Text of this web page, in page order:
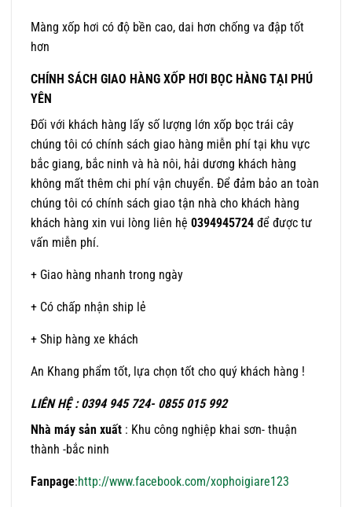
Màng xốp hơi có độ bền cao, dai hơn chống va đập tốt
hơn
CHÍNH SÁCH GIAO HÀNG XỐP HƠI BỌC HÀNG TẠI PHÚ
YÊN
Đối với khách hàng lấy số lượng lớn xốp bọc trái cây
chúng tôi có chính sách giao hàng miễn phí tại khu vực
bắc giang, bắc ninh và hà nôi, hải dương khách hàng
không mất thêm chi phí vận chuyển. Để đảm bảo an toàn
chúng tôi có chính sách giao tận nhà cho khách hàng
khách hàng xin vui lòng liên hệ 0394945724 để được tư
vấn miễn phí.
+ Giao hàng nhanh trong ngày
+ Có chấp nhận ship lẻ
+ Ship hàng xe khách
An Khang phẩm tốt, lựa chọn tốt cho quý khách hàng !
LIÊN HỆ : 0394 945 724- 0855 015 992
Nhà máy sản xuất : Khu công nghiệp khai sơn- thuận
thành -bắc ninh
Fanpage:http://www.facebook.com/xophoigiare123